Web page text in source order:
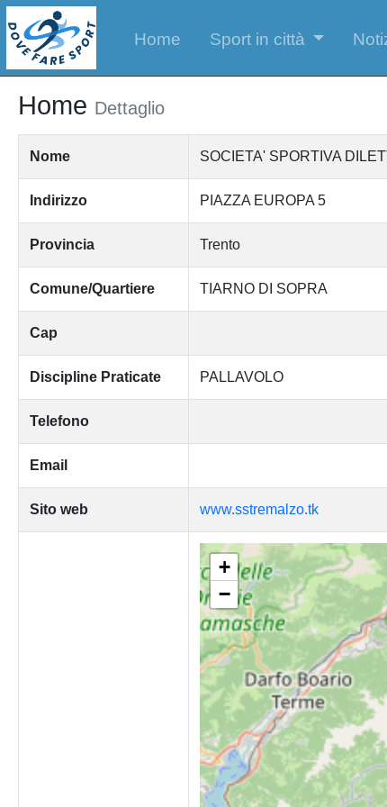
Home Sport in città
Home Dettaglio
Nome SOCIETA' SPORTIVA
Indirizzo PIAZZA EUROPA 5
Provincia Trento
Comune/Quartiere TIARNO DI SOPRA
Cap
Discipline Praticate PALLAVOLO
Telefono
Email
Sito web www.sstremalzo.tk
+
−